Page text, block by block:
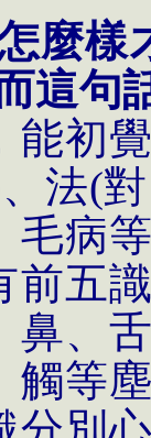
麼樣
這句
能初
法(
毛病
前五
鼻、
觸等